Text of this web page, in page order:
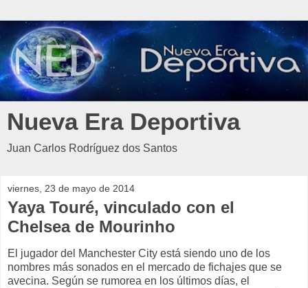
Nueva Era Deportiva
Juan Carlos Rodríguez dos Santos
viernes, 23 de mayo de 2014
Yaya Touré, vinculado con el
Chelsea de Mourinho
El jugador del Manchester City está siendo uno de los
nombres más sonados en el mercado de fichajes que se
avecina. Según se rumorea en los últimos días, el